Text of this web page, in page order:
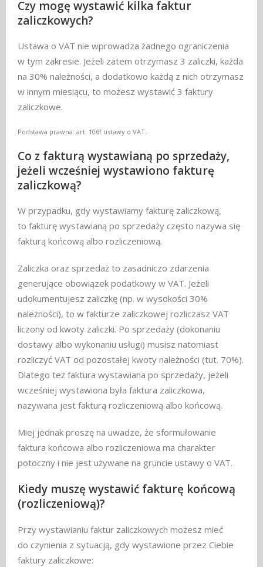
Czy mogę wystawić kilka faktur
zaliczkowych?
Ustawa o VAT nie wprowadza żadnego ograniczenia
w tym zakresie. Jeżeli zatem otrzymasz 3 zaliczki, każda
na 30% należności, a dodatkowo każdą z nich otrzymasz
w innym miesiącu, to możesz wystawić 3 faktury
zaliczkowe.
Podstawa prawna: art. 106f ustawy o VAT.
Co z fakturą wystawianą po sprzedaży,
jeżeli wcześniej wystawiono fakturę
zaliczkową?
W przypadku, gdy wystawiamy fakturę zaliczkową,
to fakturę wystawianą po sprzedaży często nazywa się
fakturą końcową albo rozliczeniową.
Zaliczka oraz sprzedaż to zasadniczo zdarzenia
generujące obowiązek podatkowy w VAT. Jeżeli
udokumentujesz zaliczkę (np. w wysokości 30%
należności), to w fakturze zaliczkowej rozliczasz VAT
liczony od kwoty zaliczki. Po sprzedaży (dokonaniu
dostawy albo wykonaniu usługi) musisz natomiast
rozliczyć VAT od pozostałej kwoty należności (tut. 70%).
Dlatego też faktura wystawiana po sprzedaży, jeżeli
wcześniej wystawiona była faktura zaliczkowa,
nazywana jest fakturą rozliczeniową albo końcową.
Miej jednak proszę na uwadze, że sformułowanie
faktura końcowa albo rozliczeniowa ma charakter
potoczny i nie jest używane na gruncie ustawy o VAT.
Kiedy muszę wystawić fakturę końcową
(rozliczeniową)?
Przy wystawianiu faktur zaliczkowych możesz mieć
do czynienia z sytuacją, gdy wystawione przez Ciebie
faktury zaliczkowe: